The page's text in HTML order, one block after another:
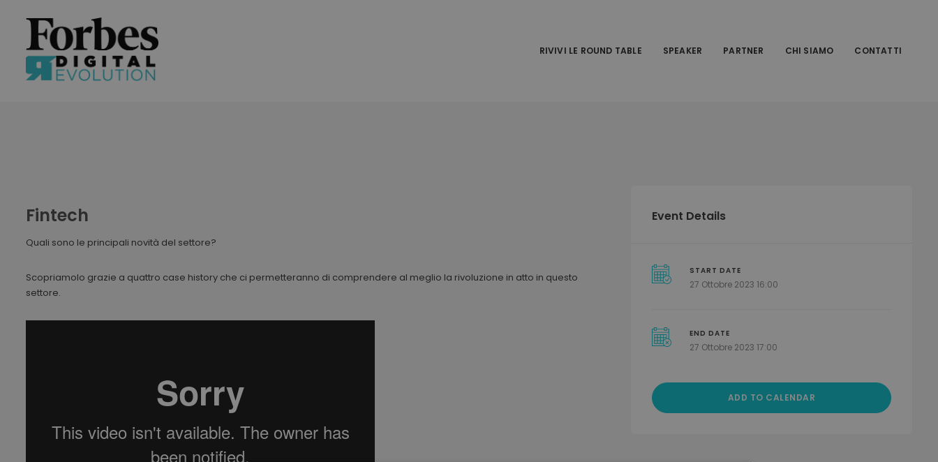
RIVIVI LE ROUND TABLE SPEAKER PARTNER CHI SIAMO CONTATTI
Fintech
Quali sono le principali novità del settore?
Scopriamolo grazie a quattro case history che ci permetteranno di comprendere al meglio la rivoluzione in atto in questo
settore.
Event Details
START DATE
27 Ottobre 2023 16:00
END DATE
27 Ottobre 2023 17:00
ADD TO CALENDAR